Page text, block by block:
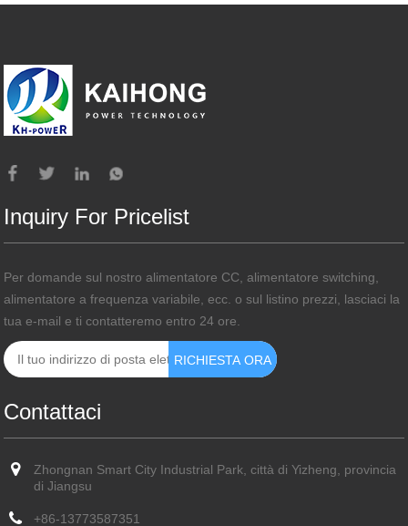
Inquiry For Pricelist
Per domande sul nostro alimentatore CC, alimentatore switching,
alimentatore a frequenza variabile, ecc. o sul listino prezzi, lasciaci la
tua e-mail e ti contatteremo entro 24 ore.
Contattaci
Zhongnan Smart City Industrial Park, città di Yizheng, provincia
di Jiangsu
+86-13773587351